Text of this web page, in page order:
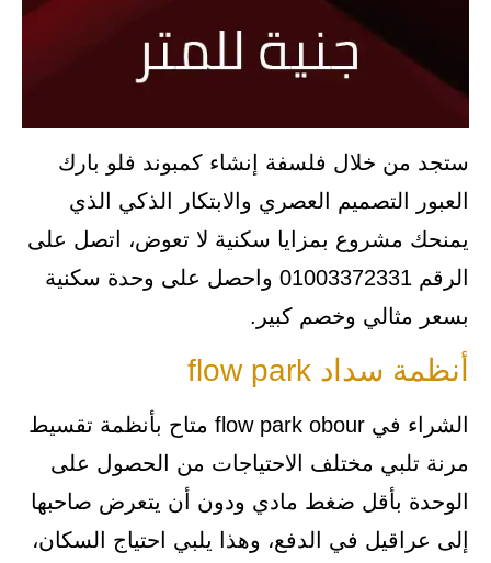
ستجد من خلال فلسفة إنشاء كمبوند فلو بارك
العبور التصميم العصري والابتكار الذكي الذي
يمنحك مشروع بمزايا سكنية لا تعوض، اتصل على
الرقم 01003372331 واحصل على وحدة سكنية
بسعر مثالي وخصم كبير.
أنظمة سداد flow park
الشراء في flow park obour متاح بأنظمة تقسيط
مرنة تلبي مختلف الاحتياجات من الحصول على
الوحدة بأقل ضغط مادي ودون أن يتعرض صاحبها
إلى عراقيل في الدفع، وهذا يلبي احتياج السكان،